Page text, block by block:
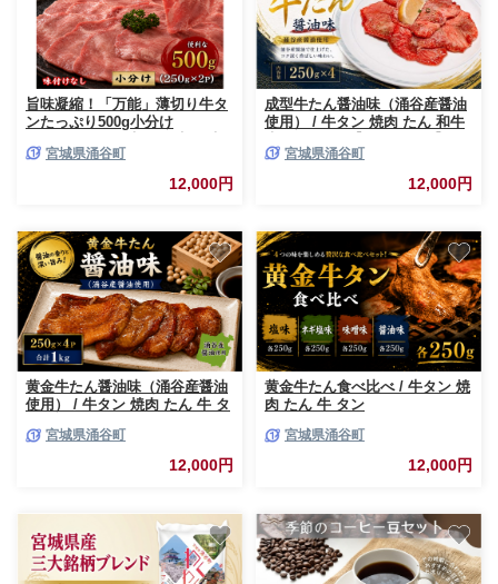
旨味凝縮！「万能」薄切り牛タ
ンたっぷり500g小分け
ぎゅう肉 薄切り 小分け 牛たん
牛タン ぎゅう肉スライス 小分
け 人気 牛肉 牛タン【sari011】
宮城県涌谷町
12,000円
成型牛たん醤油味（涌谷産醤油
使用） / 牛タン 焼肉 たん 和牛
宮城県涌谷町
12,000円
黄金牛たん醤油味（涌谷産醤油
使用） / 牛タン 焼肉 たん 牛 タ
宮城県涌谷町
12,000円
黄金牛たん食べ比べ / 牛タン 焼
肉 たん 牛 タン
宮城県涌谷町
12,000円